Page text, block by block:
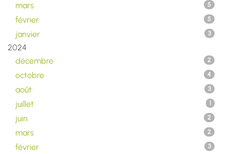
mars 5
février 5
janvier 3
2024
décembre
2
octobre 4
août 3
juillet 1
juin 2
mars 2
février 3